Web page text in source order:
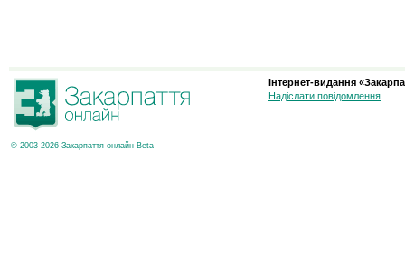
© 2003-2026 Закарпаття онлайн Beta
Інтернет-видання
Надіслати повідомлення